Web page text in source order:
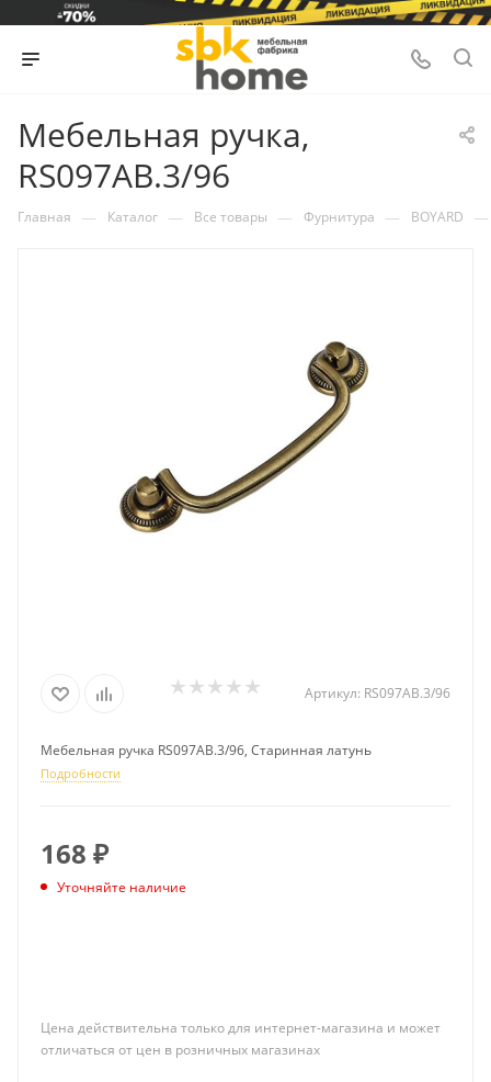
Мебельная ручка,
RS097AB.3/96
Главная — Каталог — Все товары — Фурнитура — BOYARD —
Артикул: RS097AB.3/96
Мебельная ручка RS097AB.3/96, Старинная латунь
Подробности
168 ₽
Уточняйте наличие
Цена действительна только для интернет-магазина и может
отличаться от цен в розничных магазинах